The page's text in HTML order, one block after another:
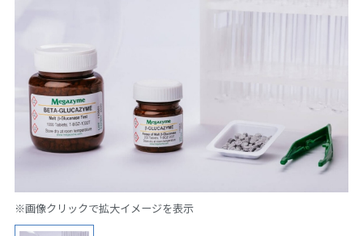
※画像クリックで拡大イメージを表示